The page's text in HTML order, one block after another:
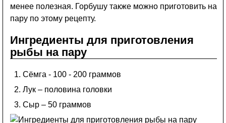
менее полезная. Горбушу также можно приготовить на
пару по этому рецепту.
Ингредиенты для приготовления
рыбы на пару
Сёмга - 100 - 200 граммов
Лук – половина головки
Сыр – 50 граммов